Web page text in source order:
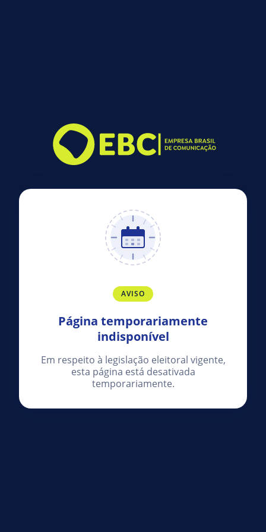
AVISO
Página temporariamente
indisponível
Em respeito à legislação eleitoral vigente,
esta página está desativada
temporariamente.